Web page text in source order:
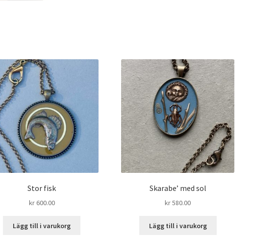
Stor fisk
kr600.00
Lägg till i varukorg
Skarabe’ med sol
kr580.00
Lägg till i varukorg